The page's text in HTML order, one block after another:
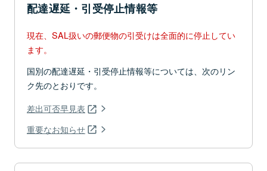
配達遅延・引受停止情報等
現在、SAL扱いの郵便物の引受けは全面的に停止してい
ます。
国別の配達遅延・引受停止情報等については、次のリン
ク先のとおりです。
差出可否早見表
重要なお知らせ